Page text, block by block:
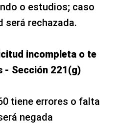
o estudios; caso
rechazada.
incompleta o te
- Sección 221(g)
tiene errores o falta
negada